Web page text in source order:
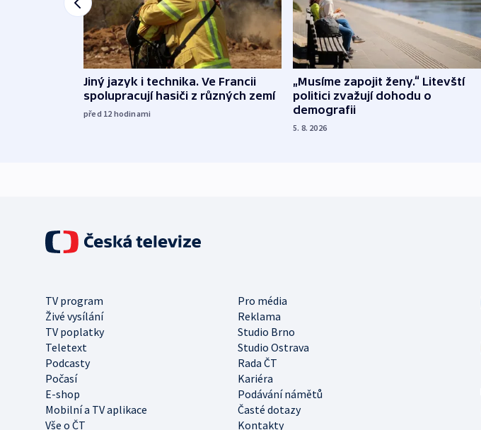
Jiný jazyk i technika. Ve Francii
spolupracují hasiči z různých zemí
před 12 hodinami
„Musíme zapojit ženy.“ Litevští
politici zvažují dohodu o
demografii
5. 8. 2026
TV program
Pro média
Živé vysílání
Reklama
TV poplatky
Studio Brno
Teletext
Studio Ostrava
Podcasty
Rada ČT
Počasí
Kariéra
E-shop
Podávání námětů
Mobilní a TV aplikace
Časté dotazy
Vše o ČT
Kontakty